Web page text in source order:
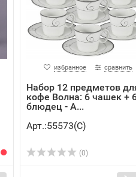
избранное сравнить
Набор 12 предметов
кофе Волна: 6 чашек +
блюдец - A...
Арт.:55573(C)
(0)